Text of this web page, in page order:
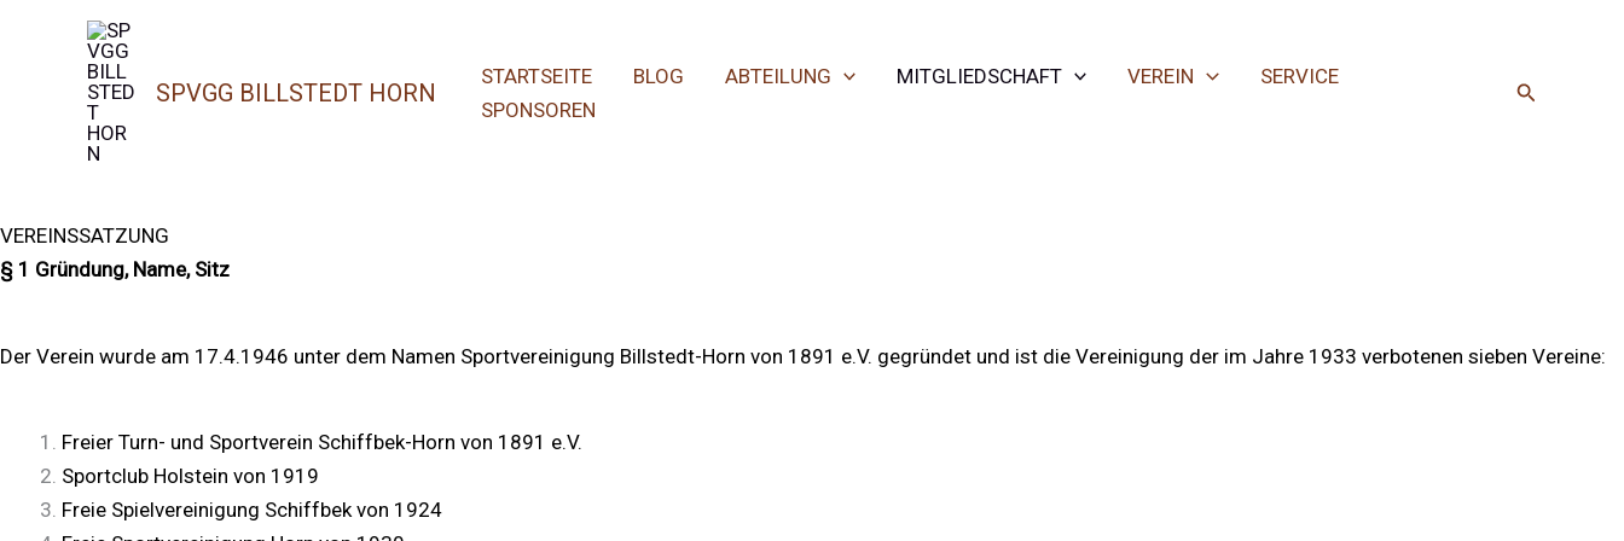
SPVGG BILLSTEDT HORN
STARTSEITE BLOG ABTEILUNG MITGLIEDSCHAFT VEREIN
SERVICE
SPONSOREN
Suchen
VEREINSSATZUNG
§ 1 Gründung, Name, Sitz
Der Verein wurde am 17.4.1946 unter dem Namen Sportvereinigung Billstedt-Horn von 1891 e.V. gegründet und ist die Vereinigung der im Jahre 1933 verbotenen sieben Vereine:
Freier Turn- und Sportverein Schiffbek-Horn von 1891 e.V.
Sportclub Holstein von 1919
Freie Spielvereinigung Schiffbek von 1924